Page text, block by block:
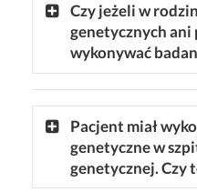
Czy jeżeli w
genetycznych ani
wykonywać
Pacjent miał
genetyczne w
genetycznej. Czy